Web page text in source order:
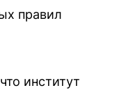
правил
институт